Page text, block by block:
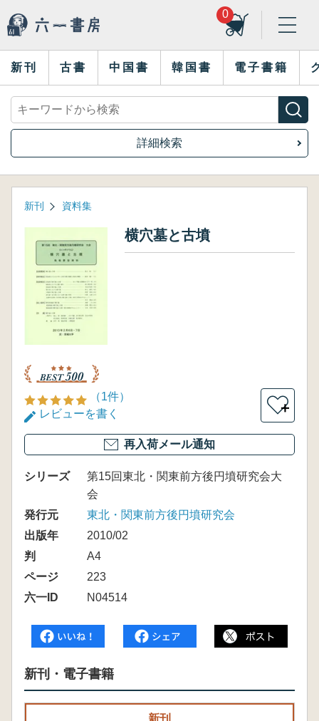
0
新刊 古書 中国書 韓国書 電子書籍
詳細検索
新刊 資料集
横穴墓と古墳
（1件）
レビューを書く
＋
再入荷メール通知
シリーズ
第15回東北・関東前方後円墳研究会大
会
発行元
東北・関東前方後円墳研究会
出版年
2010/02
判
A4
ページ
223
六一ID
N04514
新刊・電子書籍
新刊